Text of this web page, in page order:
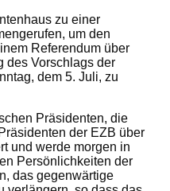
zu einer
um den
Referendum über
des Vorschlags der
dem 5. Juli, zu
Präsidenten, die
der EZB über
und werde morgen in
Persönlichkeiten der
das gegenwärtige